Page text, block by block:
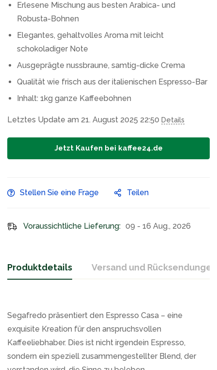
Erlesene Mischung aus besten Arabica- und
Robusta-Bohnen
Elegantes, gehaltvolles Aroma mit leicht
schokoladiger Note
Ausgeprägte nussbraune, samtig-dicke Crema
Qualität wie frisch aus der italienischen Espresso-Bar
Inhalt: 1kg ganze Kaffeebohnen
Letztes Update am 21. August 2025 22:50 Details
Jetzt Kaufen bei kaffee24.de
Stellen Sie eine Frage Teilen
Voraussichtliche Lieferung: 09 - 16 Aug., 2026
Produktdetails Versand und Rücksendungen
Segafredo präsentiert den Espresso Casa – eine
exquisite Kreation für den anspruchsvollen
Kaffeeliebhaber. Dies ist nicht irgendein Espresso,
sondern ein speziell zusammengestellter Blend, der